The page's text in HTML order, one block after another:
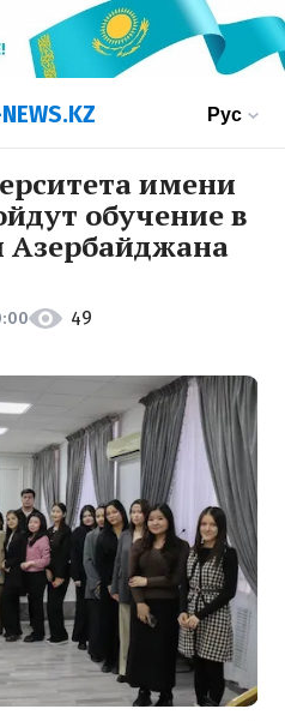
Рус
имени
обучение в
Азербайджана
49